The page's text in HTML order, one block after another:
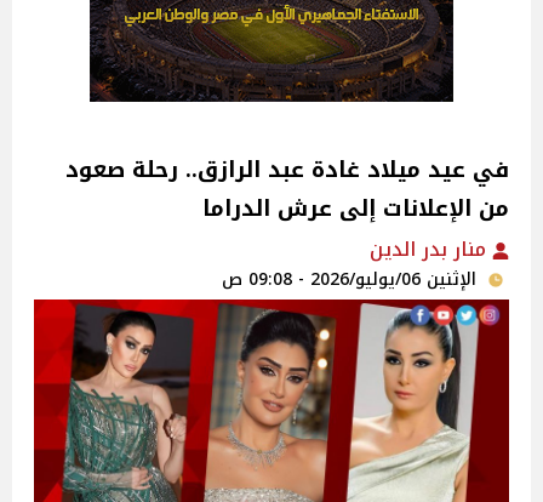
في عيد ميلاد غادة عبد الرازق.. رحلة صعود
من الإعلانات إلى عرش الدراما
منار بدر الدين
الإثنين 06/يوليو/2026 - 09:08 ص